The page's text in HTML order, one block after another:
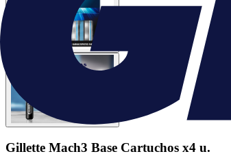
Gillette Mach3 Base Cartuchos x4 u.